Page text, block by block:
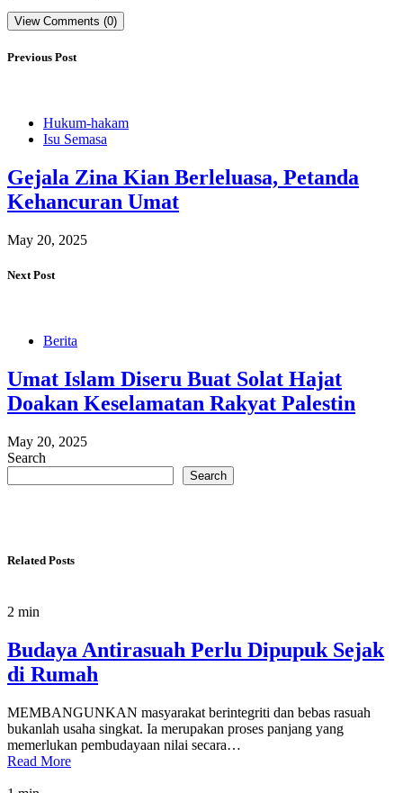
View Comments (0)
Previous Post
Hukum-hakam
Isu Semasa
Gejala Zina Kian Berleluasa, Petanda
Kehancuran Umat
May 20, 2025
Next Post
Berita
Umat Islam Diseru Buat Solat Hajat
Doakan Keselamatan Rakyat Palestin
May 20, 2025
Search
Search
Related Posts
2 min
Budaya Antirasuah Perlu Dipupuk Sejak
di Rumah
MEMBANGUNKAN masyarakat berintegriti dan bebas rasuah
bukanlah usaha singkat. Ia merupakan proses panjang yang
memerlukan pembudayaan nilai secara…
Read More